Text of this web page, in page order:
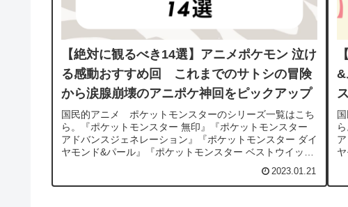
【絶対に観るべき14選】アニメポケモン 泣け
る感動おすすめ回 これまでのサトシの冒険
から涙腺崩壊のアニポケ神回をピックアップ
国民的アニメ ポケットモンスターのシリーズ一覧はこち
ら。『ポケットモンスター 無印』『ポケットモンスター
アドバンスジェネレーション』『ポケットモンスター ダイ
ヤモンド&パール』『ポケットモンスター ベストウイッシ
2023.01.21
&